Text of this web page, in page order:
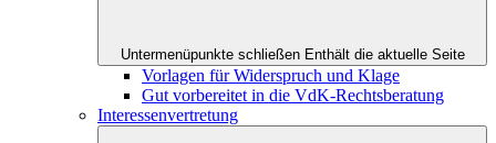
Untermenüpunkte schließen Enthält die aktuelle Seite
Vorlagen für Widerspruch und Klage
Gut vorbereitet in die VdK-Rechtsberatung
Interessenvertretung